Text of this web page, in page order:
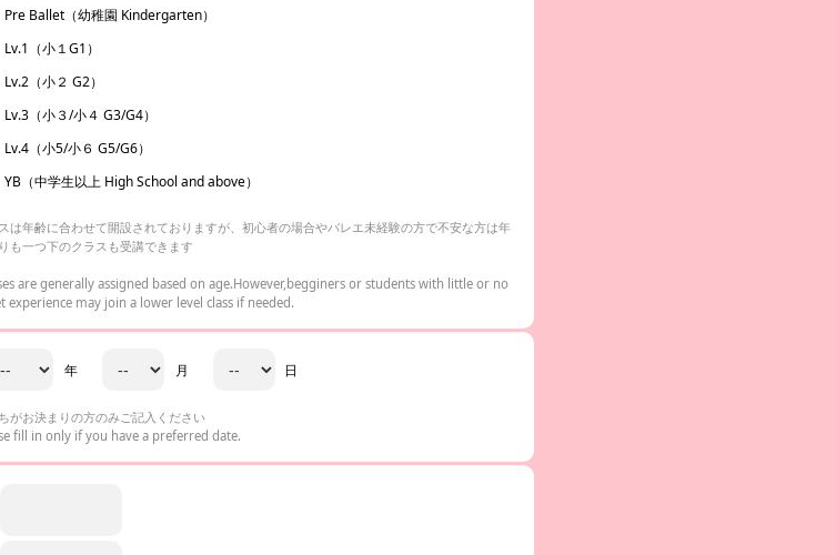
Pre Ballet（幼稚園 Kindergarten）
Lv.1（小１G1）
Lv.2（小２ G2）
Lv.3（小３/小４ G3/G4）
Lv.4（小5/小６ G5/G6）
YB（中学生以上 High School and above）
は年齢に合わせて開設されておりますが、初心者の場合やバレエ未経験の方で不安な方は年
も一つ下のクラスも受講できます
are generally assigned based on age.However,begginers or students with little or no
experience may join a lower level class if needed.
年 月 日
がお決まりの方のみご記入ください
fill in only if you have a preferred date.